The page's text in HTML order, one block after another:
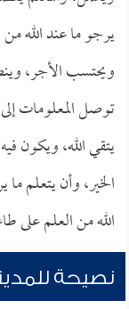
يرجو ما عند الله
ويحتسب الأجر،
توصل المعلومات
يتقي الله، ويكون
الخير، وأن يتعلم
الله من العلم على
نصيحة